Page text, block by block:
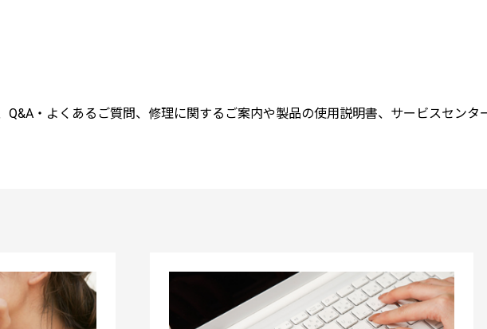
・よくあるご質問、修理に関するご案内や製品の使用説明書、サービスセンタ